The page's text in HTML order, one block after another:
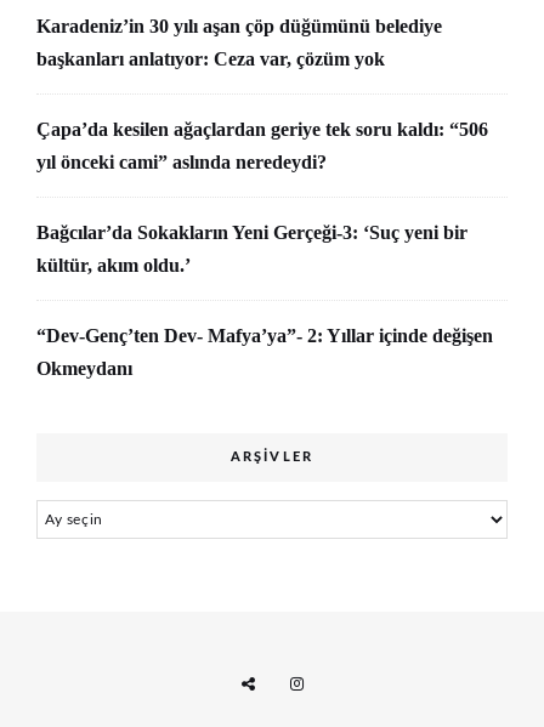
Karadeniz’in 30 yılı aşan çöp düğümünü belediye
başkanları anlatıyor: Ceza var, çözüm yok
Çapa’da kesilen ağaçlardan geriye tek soru kaldı: “506
yıl önceki cami” aslında neredeydi?
Bağcılar’da Sokakların Yeni Gerçeği-3: ‘Suç yeni bir
kültür, akım oldu.’
“Dev-Genç’ten Dev- Mafya’ya”- 2: Yıllar içinde değişen
Okmeydanı
ARŞIVLER
Arşivler